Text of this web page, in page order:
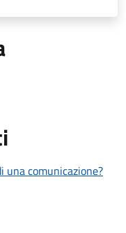
comunicazione?